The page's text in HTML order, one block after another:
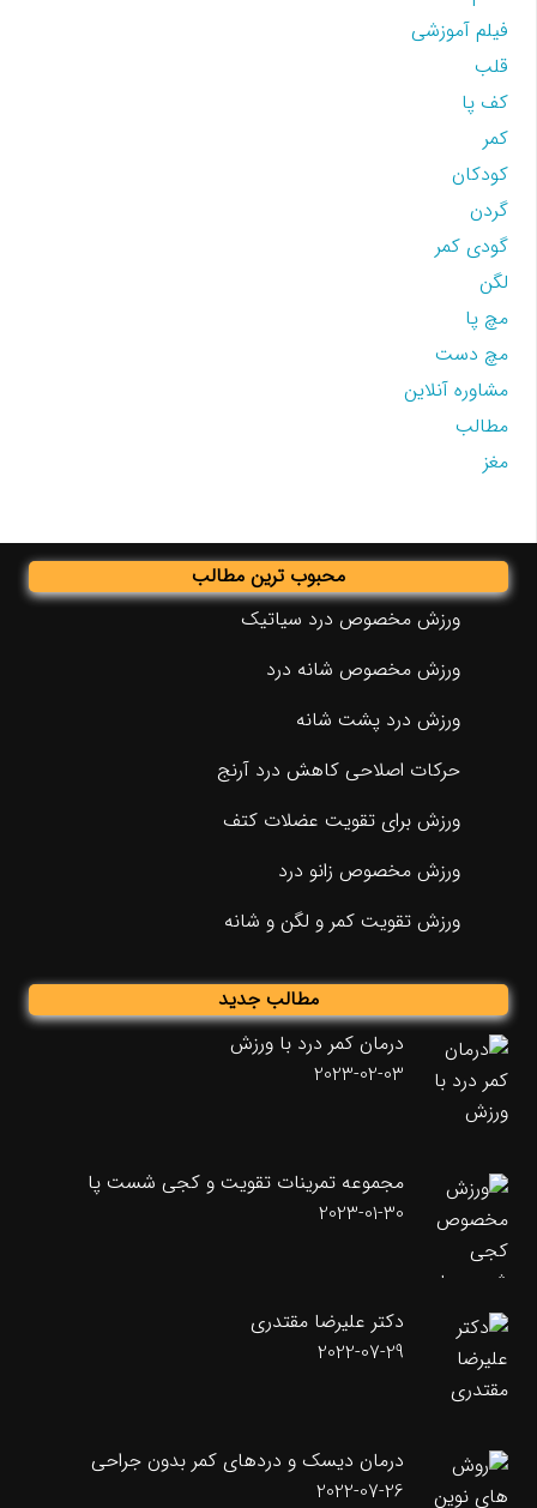
فیلم آموزشی
قلب
کف پا
کمر
کودکان
گردن
گودی کمر
لگن
مچ پا
مچ دست
مشاوره آنلاین
مطالب
مغز
محبوب ترین مطالب
ورزش مخصوص درد سیاتیک
ورزش مخصوص شانه درد
ورزش درد پشت شانه
حرکات اصلاحی کاهش درد آرنج
ورزش برای تقویت عضلات کتف
ورزش مخصوص زانو درد
ورزش تقویت کمر و لگن و شانه
مطالب جدید
درمان کمر درد با ورزش
2023-02-03
مجموعه تمرینات تقویت و کجی شست پا
2023-01-30
دکتر علیرضا مقتدری
2022-07-29
درمان دیسک و دردهای کمر بدون جراحی
2022-07-26